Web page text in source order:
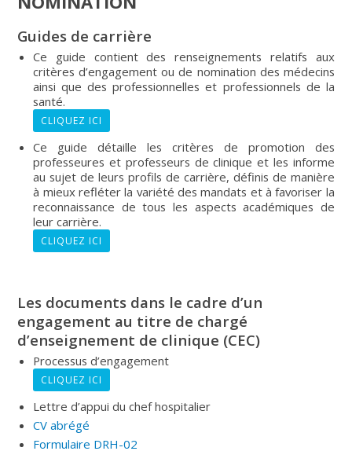
Guides de carrière
Ce guide contient des renseignements relatifs aux
critères d’engagement ou de nomination des médecins
ainsi que des professionnelles et professionnels de la
santé.
CLIQUEZ ICI
Ce guide détaille les critères de promotion des
professeures et professeurs de clinique et les informe
au sujet de leurs profils de carrière, définis de manière
à mieux refléter la variété des mandats et à favoriser la
reconnaissance de tous les aspects académiques de
leur carrière.
CLIQUEZ ICI
Les documents dans le cadre d’un
engagement au titre de chargé
d’enseignement de clinique (CEC)
Processus d’engagement
CLIQUEZ ICI
Lettre d’appui du chef hospitalier
CV abrégé
Formulaire DRH-02